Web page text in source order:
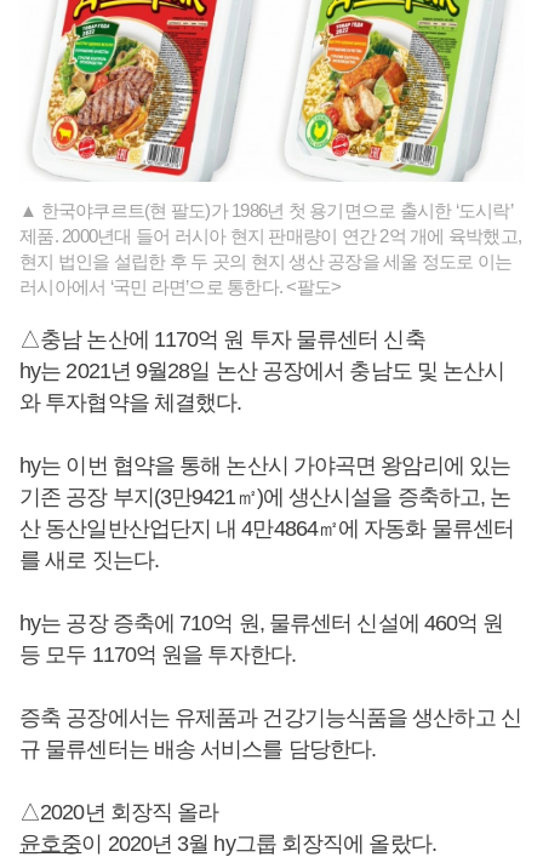
▲ 한국야쿠르트(현 팔도)가 1986년 첫 용기면으로 출시한 ‘도시락’
제품. 2000년대 들어 러시아 현지 판매량이 연간 2억 개에 육박했고,
현지 법인을 설립한 후 두 곳의 현지 생산 공장을 세울 정도로 이는
러시아에서 ‘국민 라면’으로 통한다. <팔도>
△충남 논산에 1170억 원 투자 물류센터 신축
hy는 2021년 9월28일 논산 공장에서 충남도 및 논산시
와 투자협약을 체결했다.
hy는 이번 협약을 통해 논산시 가야곡면 왕암리에 있는
기존 공장 부지(3만9421㎡)에 생산시설을 증축하고, 논
산 동산일반산업단지 내 4만4864㎡에 자동화 물류센터
를 새로 짓는다.
hy는 공장 증축에 710억 원, 물류센터 신설에 460억 원
등 모두 1170억 원을 투자한다.
증축 공장에서는 유제품과 건강기능식품을 생산하고 신
규 물류센터는 배송 서비스를 담당한다.
△2020년 회장직 올라
윤호중이 2020년 3월 hy그룹 회장직에 올랐다.